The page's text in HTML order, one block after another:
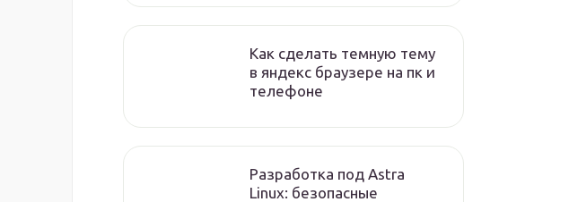
Как сделать темную тему
в яндекс браузере на пк и
телефоне
Разработка под Astra
Linux: безопасные